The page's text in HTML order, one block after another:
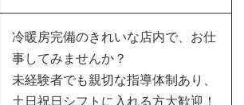
冷暖房完備のきれいな店内で、お仕
事してみませんか？
未経験者でも親切な指導体制あり、
土日祝日シフトに入れる方大歓迎！